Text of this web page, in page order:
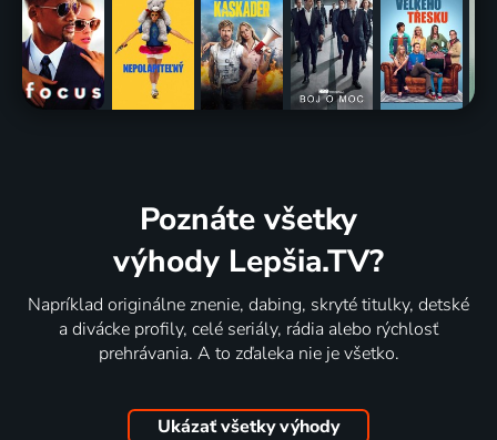
Poznáte všetky
výhody Lepšia.TV?
Napríklad originálne znenie, dabing, skryté titulky, detské
a divácke profily, celé seriály, rádia alebo rýchlosť
prehrávania. A to zďaleka nie je všetko.
Ukázať všetky výhody